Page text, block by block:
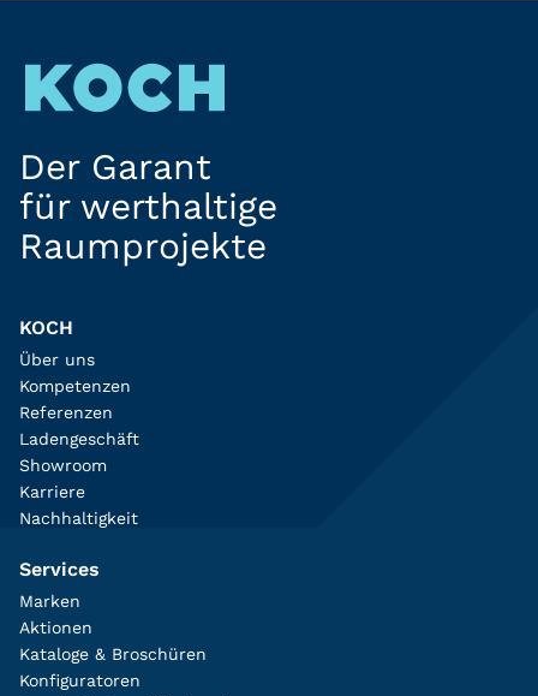
Der Garant
für werthaltige
Raumprojekte
KOCH
Über uns
Kompetenzen
Referenzen
Ladengeschäft
Showroom
Karriere
Nachhaltigkeit
Services
Marken
Aktionen
Kataloge & Broschüren
Konfiguratoren